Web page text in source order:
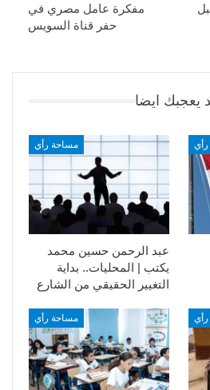
مفكرة عامل مصري في
حفر قناة السويس
يعجبك ايضا
مساحة رأي
عبد الرحمن حسين محمد
يكتب | المحليات.. بداية
التغيير الحقيقي من الشارع
مساحة رأي